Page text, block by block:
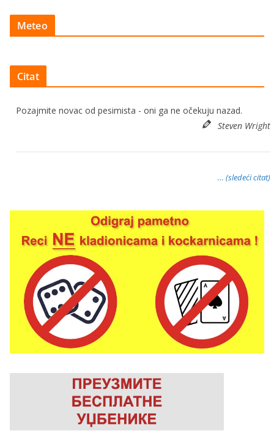
Meteo
Citat
Pozajmite novac od pesimista - oni ga ne očekuju nazad.
Steven Wright
… (sledeći citat)